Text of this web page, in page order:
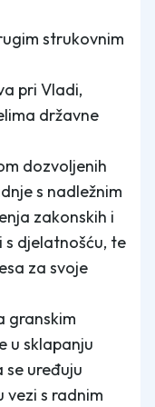
strukovnim
pri Vladi,
državne
dozvoljenih
s nadležnim
zakonskih i
s djelatnošću, te
za svoje
granskim
u sklapanju
uređuju
vezi s radnim